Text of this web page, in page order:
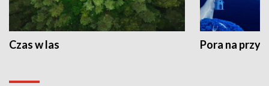
Czas w las Pora na